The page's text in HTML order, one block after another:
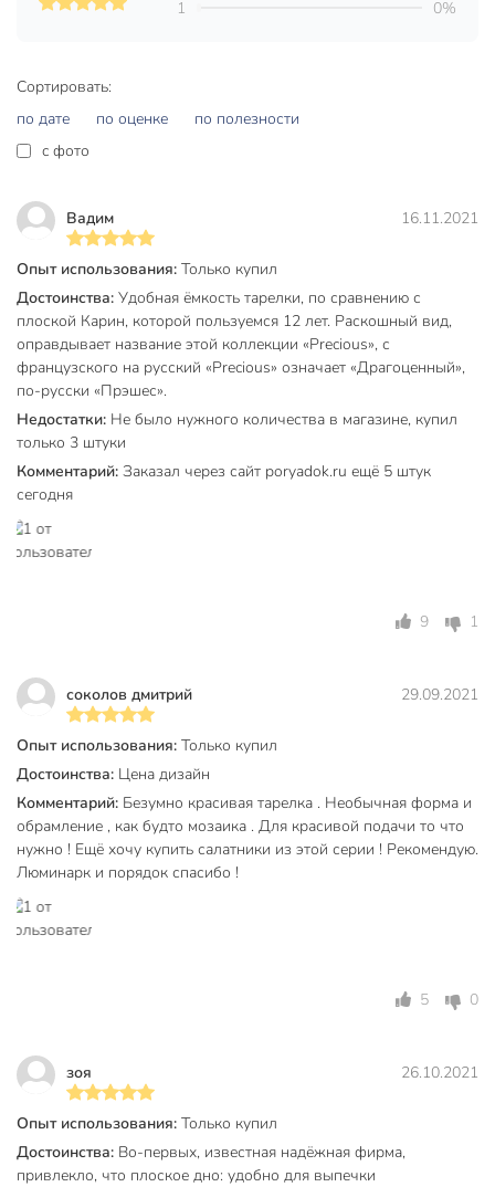
посудомоечной машине?
Да, тарелка Luminarc Precious изготовлена из закаленной
стеклокерамики, устойчива к перепадам температуры,
Чем выгодна стеклокерамика для ежедневного
использования?
Материал не впитывает запахи, не окрашивается, легко
очищается, не боится частых перепадов температуры и
механических воздействий.
Какой размер у этой тарелки и подойдет ли она для
вторых блюд?
Диаметр тарелки — 25 см, она универсальна: подходит
для обеда, закусок, сервировки и подачи основных блюд
на любой случай.
Техническая информация
Страна производства
Коллекция
Можно мыть в посудомоечной
машине
посудомоечной
машины
Набор
Использование в СВЧ
без крышки
Материал
закаленное стекло
Цвет
Тип
тарелка
Сортировать:
по дате
по оценке
по полезности
c фото
Вадим 16.11.2021
Опыт использования: Только купил
Достоинства: Удобная ёмкость тарелки, по сравнению с
плоской Карин, которой пользуемся 12 лет. Раскошный вид,
оправдывает название этой коллекции «Precious», с
французского на русский «Precious» означает «Драгоценный»,
по-русски «Прэшес».
Недостатки: Не было нужного количества в магазине, купил
только 3 штуки
Комментарий: Заказал через сайт poryadok.ru ещё 5 штук
сегодня
9 1
соколов дмитрий 29.09.2021
Опыт использования: Только купил
Достоинства: Цена дизайн
Комментарий: Безумно красивая тарелка . Необычная форма и
обрамление , как будто мозаика . Для красивой подачи то что
нужно ! Ещё хочу купить салатники из этой серии ! Рекомендую.
Люминарк и порядок спасибо !
5 0
зоя 26.10.2021
Опыт использования: Только купил
Достоинства: Во-первых, известная надёжная фирма,
привлекло, что плоское дно: удобно для выпечки
1
0%